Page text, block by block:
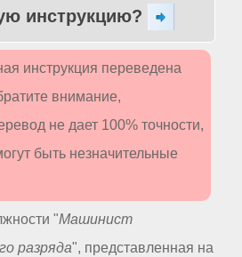
инструкцию?
инструкция переведена
внимание,
не дает 100% точности,
быть незначительные
"Машинист
разряда", представленная на